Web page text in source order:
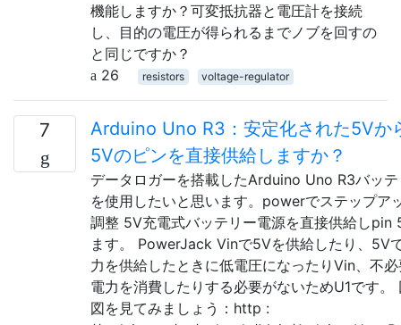
機能しますか？可変抵抗器と電圧計を接続
し、目的の電圧が得られるまでノブを回すの
と同じですか？
26
resistors voltage-regulator
7
Arduino Uno R3：安定化された5Vか
5Vのピンを直接供給しますか？
データロガーを搭載したArduino Uno R3バッ
を使用したいと思います。powerでステップア
調整 5V充電式バッテリー電源を直接供給しpin
ます。 PowerJack Vinで5Vを供給したり、5V
力を供給したときに低電圧になったりVin、不
電力を消費したりする必要がないためU1です。
図を見てみましょう：http :